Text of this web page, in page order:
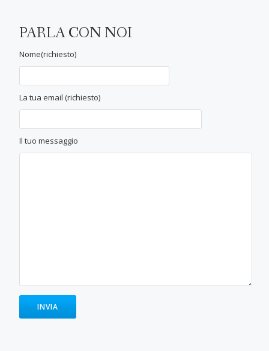
PARLA CON NOI
Nome(richiesto)
La tua email (richiesto)
Il tuo messaggio